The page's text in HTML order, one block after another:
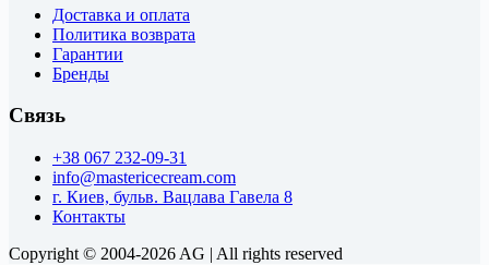
Доставка и оплата
Политика возврата
Гарантии
Бренды
Связь
+38 067 232-09-31
info@mastericecream.com
г. Киев, бульв. Вацлава Гавела 8
Контакты
Copyright © 2004-2026 AG | All rights reserved